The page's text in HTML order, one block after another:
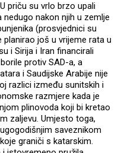
priču su vrlo brzo upali
nedugo nakon njih u zemlje
(prosvjednici su
planirao još u vrijeme rata u
i Sirija i Iran financirali
protiv SAD-a, a
i Saudijske Arabije nije
razlici između sunitskih i
razmjere kada je
plinovoda koji bi kretao
zaljevu. Umjesto toga,
saveznikom
graniči s katarskim.